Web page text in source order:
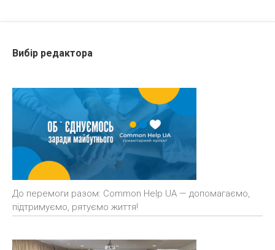
Вибір редактора
До перемоги разом: Common Help UA — допомагаємо,
підтримуємо, рятуємо життя!